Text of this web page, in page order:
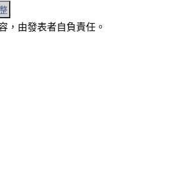
，由發表者自負責任。